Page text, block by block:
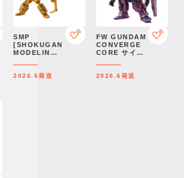
SMP
[SHOKUGAN
MODELING
童 電童&キバ
2026.6発送
FW GUNDAM
CONVERGE
CORE サイ
アムバンダイ
2026.6発送